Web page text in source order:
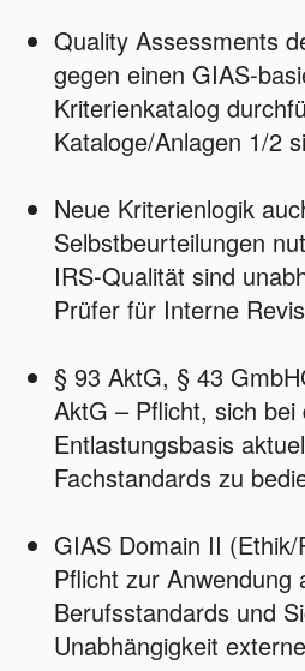
Quality Assessments
gegen einen
Kriterienkatalog
Kataloge/Anlagen 1/2
Neue Kriterienlogik
Selbstbeurteilungen
IRS‑Qualität sind
Prüfer für Interne
§ 93 AktG, § 43
AktG – Pflicht, sich bei
Entlastungsbasis
Fachstandards zu
GIAS Domain II
Pflicht zur Anwendung
Berufsstandards und
Unabhängigkeit